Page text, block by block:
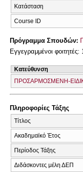
Κατάσταση
Course ID
Πρόγραμμα Σπουδών:
Εγγεγραμμένοι φοιτητές:
Κατεύθυνση
ΠΡΟΣΑΡΜΟΣΜΕΝΗ-
Πληροφορίες Τάξης
Τίτλος
Ακαδημαϊκό Έτος
Περίοδος Τάξης
Διδάσκοντες μέλη ΔΕΠ